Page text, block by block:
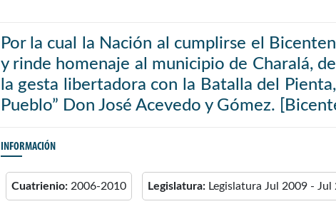
Por la cual la Nación al cumplirse el
y rinde homenaje al municipio de Charalá,
la gesta libertadora con la Batalla del
Pueblo” Don José Acevedo y Gómez.
INFORMACIÓN
Cuatrienio: 2006-2010 Legislatura: Legislatura Jul 2009 - Jul